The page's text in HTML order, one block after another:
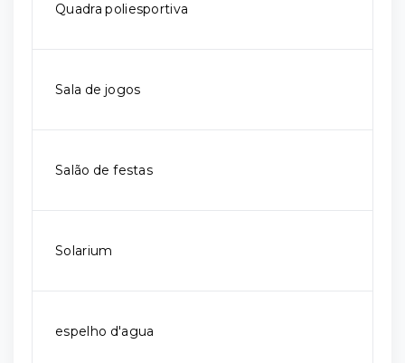
Quadra poliesportiva
Sala de jogos
Salão de festas
Solarium
espelho d'agua